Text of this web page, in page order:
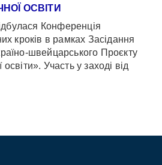
ОСВІТИ
Конференція
кроків в рамках Засідання
швейцарського Проєкту
Участь у заході від